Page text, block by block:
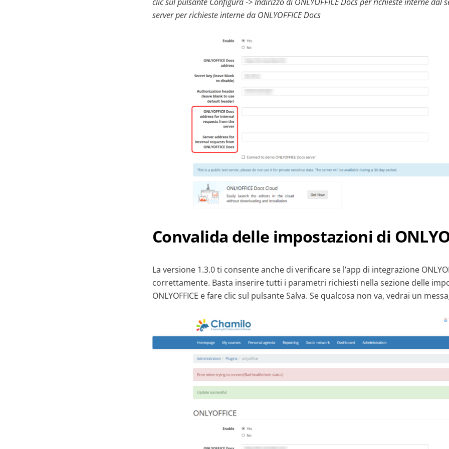
server per richieste interne da ONLYOFFICE Docs
Convalida delle impostazioni di
La versione 1.3.0 ti consente anche di verificare se l’app di integrazione
correttamente. Basta inserire tutti i parametri richiesti nella sezione delle
ONLYOFFICE e fare clic sul pulsante Salva. Se qualcosa non va, vedrai un